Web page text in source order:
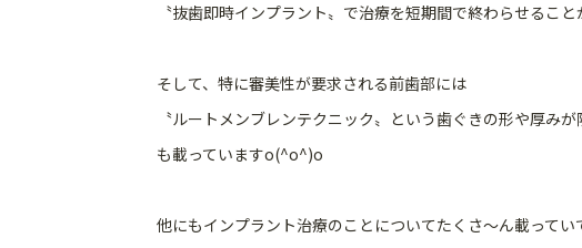
〝抜歯即時インプラント〟 で治療を短期間で終わらせること
そして、特に審美性が要求される前歯部には
〝ルートメンブレンテクニック〟 という歯ぐきの形や厚みが
も載っていますo(^o^)o
他にもインプラント治療のことについてたくさ〜ん載ってい